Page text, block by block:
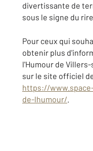
divertissante de
sous le signe du
Pour ceux qui
obtenir plus
l'Humour de
sur le site officiel
https://
de-lhumour/.